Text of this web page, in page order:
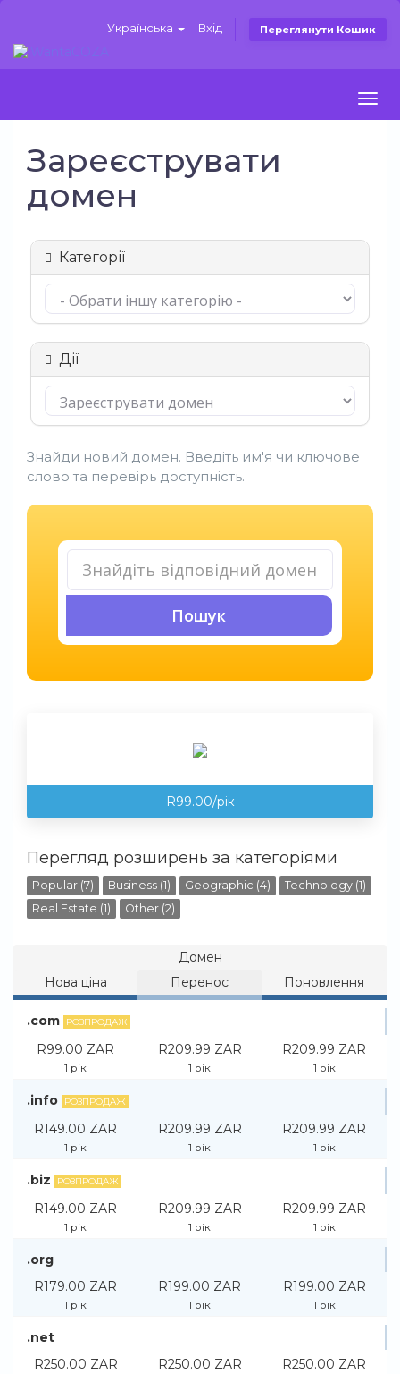
Українська Вхід Переглянути Кошик
Зареєструвати
домен
Категорії
Дії
Знайди новий домен. Введіть им'я чи ключове
слово та перевірь доступність.
Пошук
R99.00/рік
Перегляд розширень за категоріями
Popular (7) Business (1) Geographic (4)
Technology (1)
Real Estate (1)
Other (2)
Домен
Нова ціна
Перенос Поновлення
.com РОЗПРОДАЖ
R99.00 ZAR
1 рік
R209.99 ZAR
1 рік
R209.99 ZAR
1 рік
.info РОЗПРОДАЖ
R149.00 ZAR
1 рік
R209.99 ZAR
1 рік
R209.99 ZAR
1 рік
.biz РОЗПРОДАЖ
R149.00 ZAR
1 рік
R209.99 ZAR
1 рік
R209.99 ZAR
1 рік
.org
R179.00 ZAR
1 рік
R199.00 ZAR
1 рік
R199.00 ZAR
1 рік
.net
R250.00 ZAR
R250.00 ZAR R250.00 ZAR